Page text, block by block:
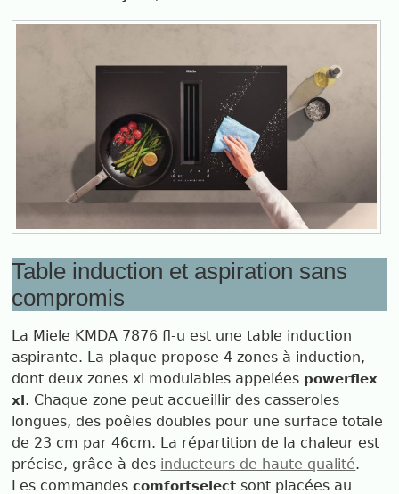
Table induction et aspiration sans
compromis
La Miele KMDA 7876 fl-u est une table induction
aspirante. La plaque propose 4 zones à induction,
dont deux zones xl modulables appelées powerflex
xl. Chaque zone peut accueillir des casseroles
longues, des poêles doubles pour une surface totale
de 23 cm par 46cm. La répartition de la chaleur est
précise, grâce à des inducteurs de haute qualité.
Les commandescomfortselect sont placées au